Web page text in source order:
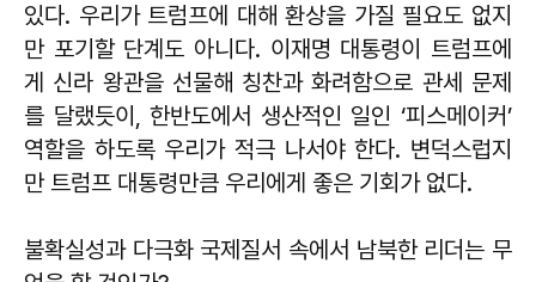
있다. 우리가 트럼프에 대해 환상을 가질 필요도 없지
만 포기할 단계도 아니다. 이재명 대통령이 트럼프에
게 신라 왕관을 선물해 칭찬과 화려함으로 관세 문제
를 달랬듯이, 한반도에서 생산적인 일인 ‘피스메이커’
역할을 하도록 우리가 적극 나서야 한다. 변덕스럽지
만 트럼프 대통령만큼 우리에게 좋은 기회가 없다.
불확실성과 다극화 국제질서 속에서 남북한 리더는 무